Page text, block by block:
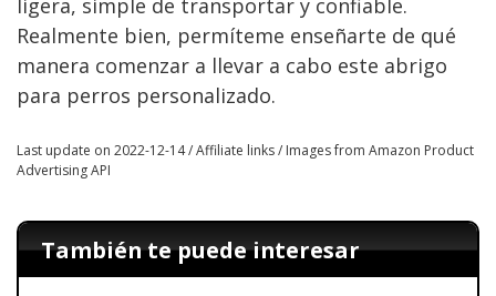
ligera, simple de transportar y confiable.
Realmente bien, permíteme enseñarte de qué
manera comenzar a llevar a cabo este abrigo
para perros personalizado.
Last update on 2022-12-14 / Affiliate links / Images from Amazon Product
Advertising API
También te puede interesar